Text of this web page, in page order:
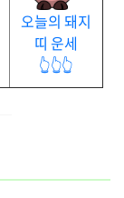
오늘의 돼지
띠 운세
👆👆👆